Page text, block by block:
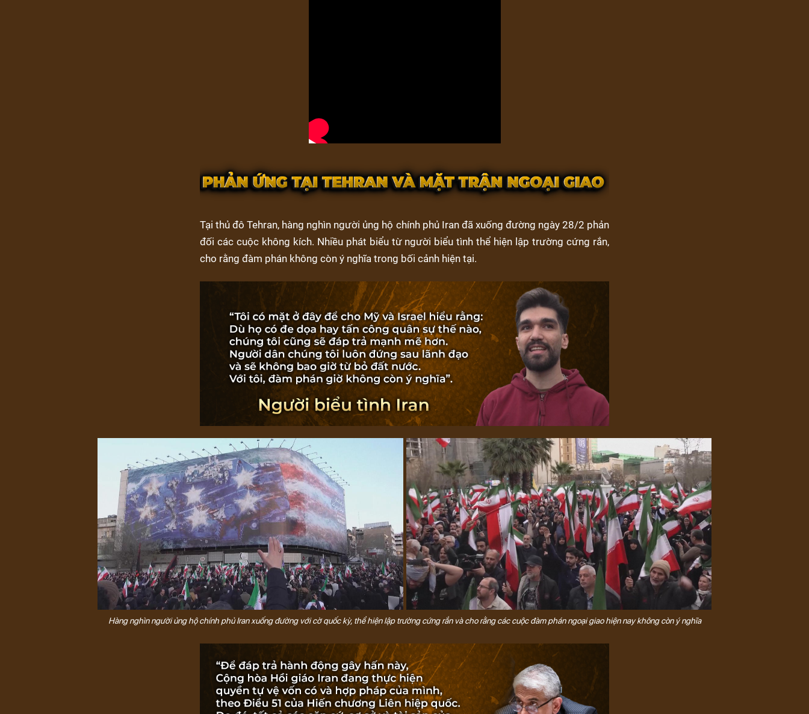
Tại thủ đô Tehran, hàng nghìn người ủng hộ chính phủ Iran đã xuống đường ngày 28/2 phản
đối các cuộc không kích. Nhiều phát biểu từ người biểu tình thể hiện lập trường cứng rắn,
cho rằng đàm phán không còn ý nghĩa trong bối cảnh hiện tại.
Hàng nghìn người ủng hộ chính phủ Iran xuống đường với cờ quốc kỳ, thể hiện lập trường cứng rắn và cho rằng các cuộc đàm phán ngoại giao hiện nay không còn ý nghĩa